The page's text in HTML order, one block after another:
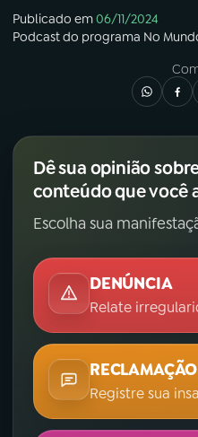
Publicado em06/11/2024
Podcastdo programa No
Dê sua opinião
conteúdo que você
Escolha sua
DENÚNCIA
Relate
RECLAMAÇÃO
Registre sua